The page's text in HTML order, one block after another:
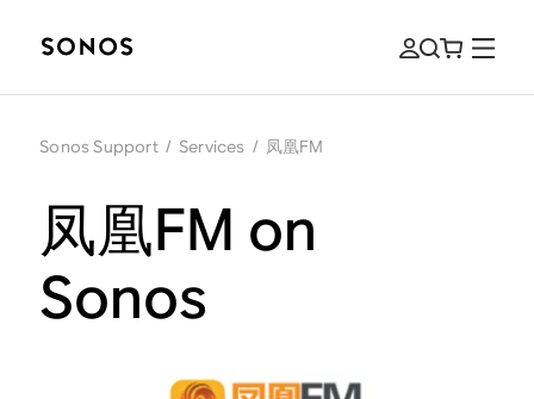
Sonos Support / Services / 凤凰FM
凤凰FM on
Sonos